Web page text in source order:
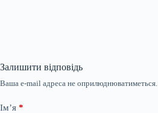
Залишити відповідь
Ваша e-mail адреса не оприлюднюватиметься.
Ім’я *